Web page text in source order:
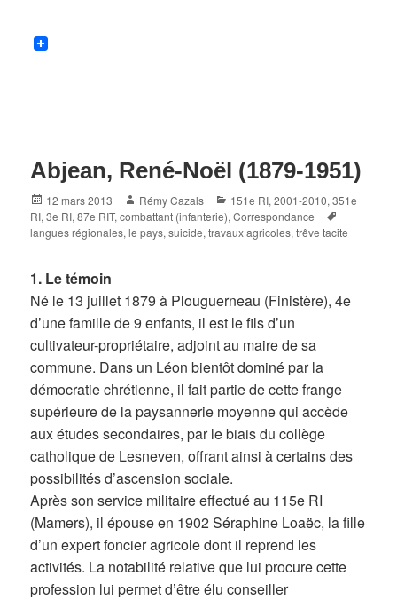
Abjean, René-Noël (1879-1951)
Posted
on
12 mars 2013 Author
Rémy Cazals Categories
151e RI,2001-2010,351e
RI,3e RI,87e RIT,combattant (infanterie),Correspondance
langues régionales,le pays,suicide,travaux agricoles,trêve tacite
1. Le témoin
Né le 13 juillet 1879 à Plouguerneau (Finistère), 4e
d’une famille de 9 enfants, il est le fils d’un
cultivateur-propriétaire, adjoint au maire de sa
commune. Dans un Léon bientôt dominé par la
démocratie chrétienne, il fait partie de cette frange
supérieure de la paysannerie moyenne qui accède
aux études secondaires, par le biais du collège
catholique de Lesneven, offrant ainsi à certains des
possibilités d’ascension sociale.
Après son service militaire effectué au 115e RI
(Mamers), il épouse en 1902 Séraphine Loaëc, la fille
d’un expert foncier agricole dont il reprend les
activités. La notabilité relative que lui procure cette
profession lui permet d’être élu conseiller